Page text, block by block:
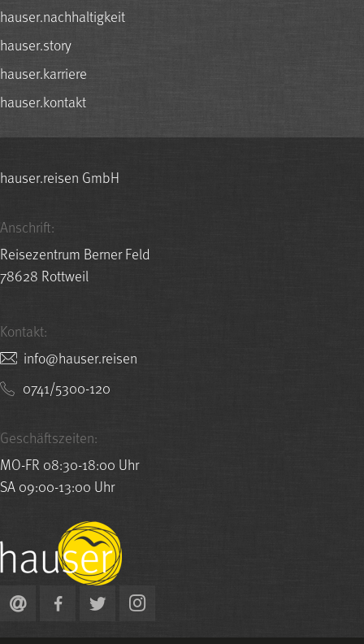
hauser.nachhaltigkeit
hauser.story
hauser.karriere
hauser.kontakt
hauser.reisen GmbH
Anschrift:
Reisezentrum Berner Feld
78628 Rottweil
Kontakt:
nesier.resuah@ofni
0741/5300-120
Geschäftszeiten:
MO-FR 08:30-18:00 Uhr
SA 09:00-13:00 Uhr